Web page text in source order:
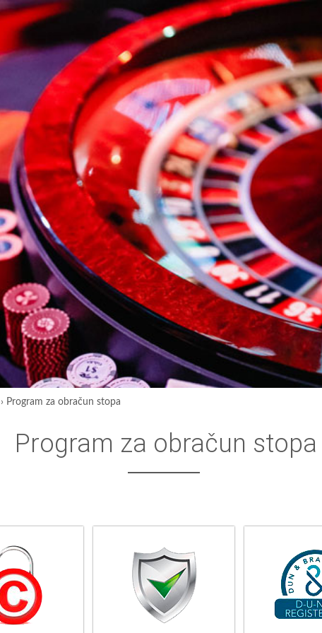
› Program za obračun stopa
Program za obračun stopa